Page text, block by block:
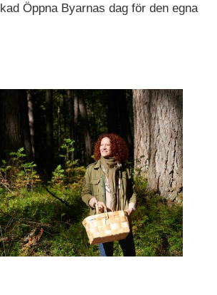
Öppna Byarnas dag för den egna